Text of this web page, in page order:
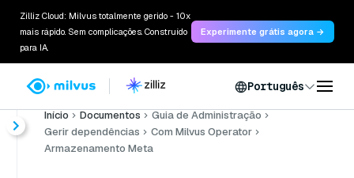
Zilliz Cloud: Milvus totalmente gerido - 10x
mais rápido. Sem complicações. Construído
para IA.
Experimente grátis agora →
Português
Início Documentos
Guia de Administração
Gerir dependências
Com Milvus Operator
Armazenamento Meta